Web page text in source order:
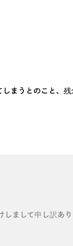
まうとのこと、残
まして申し訳あ